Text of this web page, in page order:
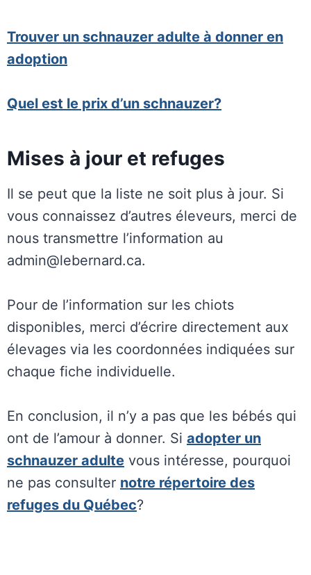
Trouver un schnauzer adulte à donner en
adoption
Quel est le prix d’un schnauzer?
Mises à jour et refuges
Il se peut que la liste ne soit plus à jour. Si
vous connaissez d’autres éleveurs, merci de
nous transmettre l’information au
admin@lebernard.ca.
Pour de l’information sur les chiots
disponibles, merci d’écrire directement aux
élevages via les coordonnées indiquées sur
chaque fiche individuelle.
En conclusion, il n’y a pas que les bébés qui
ont de l’amour à donner. Si adopter un
schnauzer adulte vous intéresse, pourquoi
ne pas consulter notre répertoire des
refuges du Québec?